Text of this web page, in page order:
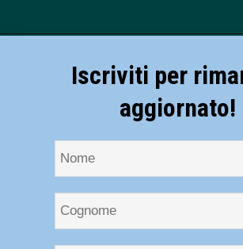
Iscriviti per
aggiornato!